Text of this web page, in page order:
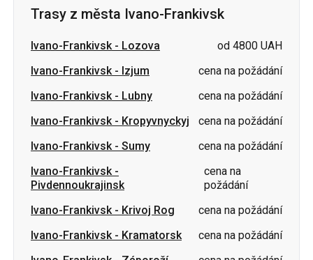
Ivano-Frankivsk- Lubny
cena na požádání
Ivano-Frankivsk-Kropyvnyckyj
cena na požádání
Ivano-Frankivsk-Sumy
cena na požádání
Ivano-Frankivsk-
cena na
Ivano-Frankivsk-Záporoží
cena na požádání
Ivano-Frankivsk-Slovjansk cena na požádání